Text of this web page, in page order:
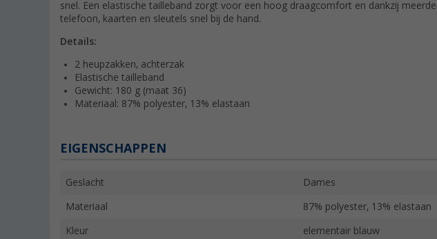
snel. Een elastische tailleband zorgt voor een hoog draagcomfort en dankzij
telefoon, kaarten en sleutels snel bij de hand.
Details:
2 heupzakken, achterzak
Elastische tailleband
Gewicht: 180 g (maat 36)
Materiaal: 87% polyester, 13% elastaan
EIGENSCHAPPEN
Geslacht Dames
Materiaal 87% polyester, 13% elastaan
Kleur elementair blauw